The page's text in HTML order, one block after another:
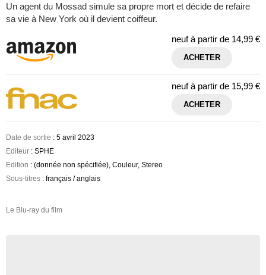
Un agent du Mossad simule sa propre mort et décide de refaire
sa vie à New York où il devient coiffeur.
neuf à partir de 14,99 €
ACHETER
neuf à partir de 15,99 €
ACHETER
Date de sortie : 5 avril 2023
Editeur : SPHE
Edition : (donnée non spécifiée), Couleur, Stereo
Sous-titres : français / anglais
Le Blu-ray du film